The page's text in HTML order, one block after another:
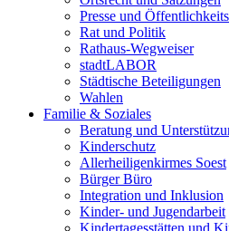
Presse und
Rat und Politik
Rathaus-Wegweiser
stadtLABOR
Städtische Beteiligungen
Wahlen
Familie & Soziales
Beratung und
Kinderschutz
Allerheiligenkirmes Soest
Bürger Büro
Integration und Inklusion
Kinder- und Jugendarbeit